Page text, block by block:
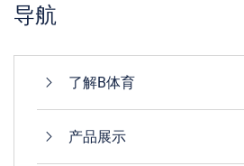
导航
了解B体育
产品展示